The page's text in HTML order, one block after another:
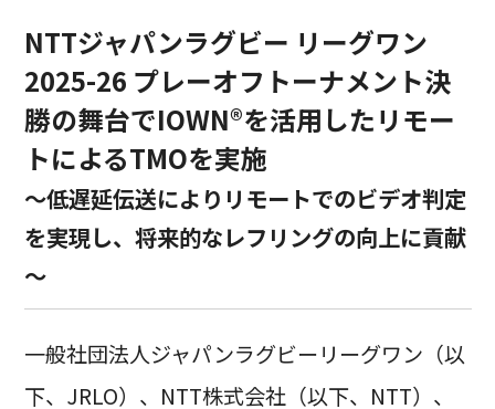
NTTジャパンラグビー リーグワン
2025-26 プレーオフトーナメント決
勝の舞台でIOWN®を活用したリモー
トによるTMOを実施
～低遅延伝送によりリモートでのビデオ判定
を実現し、将来的なレフリングの向上に貢献
～
一般社団法人ジャパンラグビーリーグワン（以
下、JRLO）、NTT株式会社（以下、NTT）、